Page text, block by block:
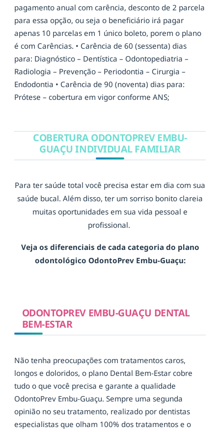
pagamento anual com carência, desconto de 2 parcela
para essa opção, ou seja o beneficiário irá pagar
apenas 10 parcelas em 1 único boleto, porem o plano
é com Carências. • Carência de 60 (sessenta) dias
para: Diagnóstico – Dentística – Odontopediatria –
Radiologia – Prevenção – Periodontia – Cirurgia –
Endodontia • Carência de 90 (noventa) dias para:
Prótese – cobertura em vigor conforme ANS;
COBERTURA ODONTOPREV EMBU-
GUAÇU INDIVIDUAL FAMILIAR
Para ter saúde total você precisa estar em dia com sua
saúde bucal. Além disso, ter um sorriso bonito clareia
muitas oportunidades em sua vida pessoal e
profissional.
Veja os diferenciais de cada categoria do plano
odontológico OdontoPrev Embu-Guaçu:
ODONTOPREV EMBU-GUAÇU DENTAL
BEM-ESTAR
Não tenha preocupações com tratamentos caros,
longos e doloridos, o plano Dental Bem-Estar cobre
tudo o que você precisa e garante a qualidade
OdontoPrev Embu-Guaçu. Sempre uma segunda
opinião no seu tratamento, realizado por dentistas
especialistas que olham 100% dos tratamentos e o